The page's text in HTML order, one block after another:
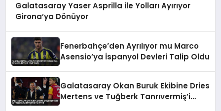
Galatasaray Yaser Asprilla ile Yolları Ayırıyor
Girona’ya Dönüyor
Fenerbahçe’den Ayrılıyor mu Marco
Asensio’ya İspanyol Devleri Talip Oldu
Galatasaray Okan Buruk Ekibine Dries
Mertens ve Tuğberk Tanrıvermiş’i